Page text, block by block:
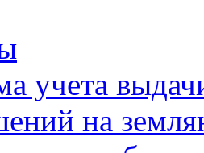
учета
на